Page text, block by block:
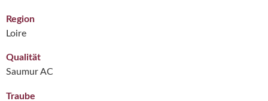
Region
Loire
Qualität
Saumur AC
Traube